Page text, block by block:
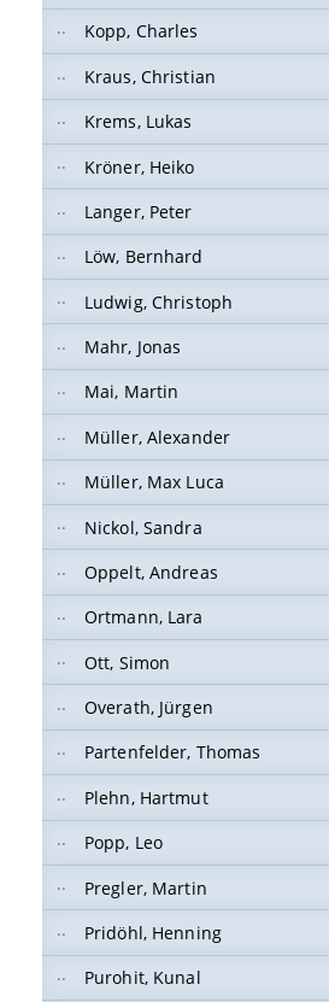
Kopp, Charles
Kraus, Christian
Krems, Lukas
Kröner, Heiko
Langer, Peter
Löw, Bernhard
Ludwig, Christoph
Mahr, Jonas
Mai, Martin
Müller, Alexander
Müller, Max Luca
Nickol, Sandra
Oppelt, Andreas
Ortmann, Lara
Ott, Simon
Overath, Jürgen
Partenfelder, Thomas
Plehn, Hartmut
Popp, Leo
Pregler, Martin
Pridöhl, Henning
Purohit, Kunal